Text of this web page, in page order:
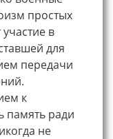
простых
в
для
передачи
к
память ради
не